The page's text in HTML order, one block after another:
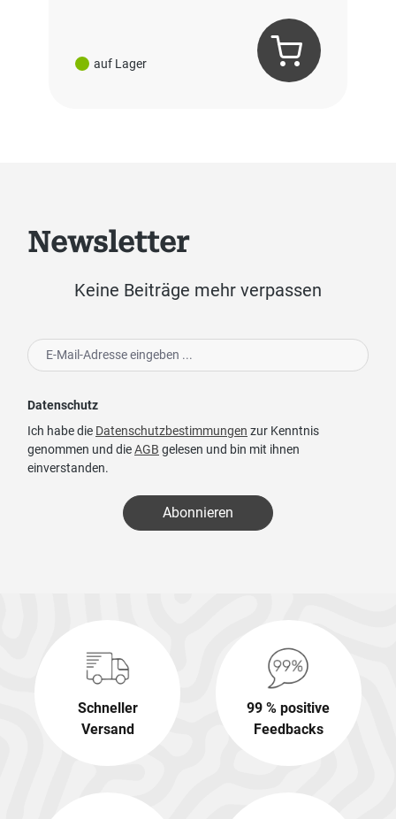
auf Lager
Newsletter
Keine Beiträge mehr verpassen
Datenschutz
Ich habe die Datenschutzbestimmungen zur Kenntnis
genommen und dieAGB gelesen und bin mit ihnen
einverstanden.
Abonnieren
Schneller
Versand
99 % positive
Feedbacks